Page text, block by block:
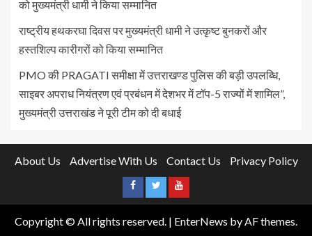
को मुख्यमंत्री धामी ने किया सम्मानित
राष्ट्रीय हथकरघा दिवस पर मुख्यमंत्री धामी ने उत्कृष्ट बुनकरों और
हस्तशिल्प कारीगरों को किया सम्मानित
PMO की PRAGATI समीक्षा में उत्तराखण्ड पुलिस की बड़ी उपलब्धि,
साइबर अपराध नियंत्रण एवं प्रबंधन में देशभर में टॉप-5 राज्यों में शामिल”,
मुख्यमंत्री उत्तराखंड ने पूरी टीम को दी बधाई
About Us Advertise With Us Contact Us Privacy Policy
Copyright © All rights reserved. | EnterNews by AF themes.